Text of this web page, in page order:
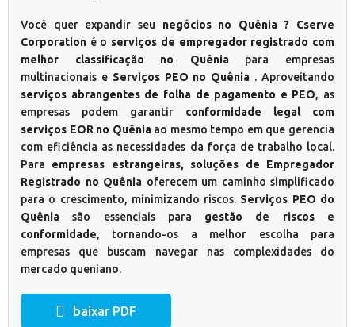
Você quer expandir seu negócios no Quênia ? Cserve
Corporation é o serviços de empregador registrado com
melhor classificação no Quêniapara empresas
multinacionais e Serviços PEO no Quênia . Aproveitando
serviços abrangentes de folha de pagamento e PEO, as
empresas podem garantir conformidade legal com
serviços EOR no Quêniaao mesmo tempo em que gerencia
com eficiência as necessidades da força de trabalho local.
Para empresas estrangeiras, soluções de Empregador
Registrado no Quênia oferecem um caminho simplificado
para o crescimento, minimizando riscos. Serviços PEO do
Quênia são essenciais para gestão de riscos e
conformidade, tornando-os a melhor escolha para
empresas que buscam navegar nas complexidades do
mercado queniano.
baixar PDF